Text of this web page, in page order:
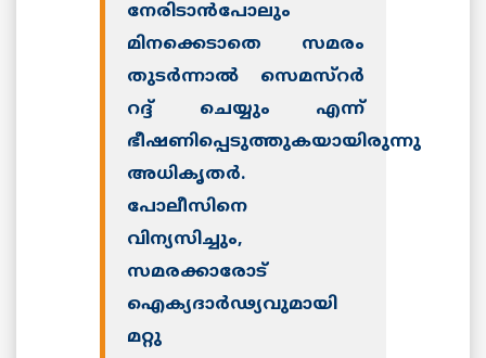
നേരിടാന്‍പോലും
മിനക്കെടാതെ സമരം
തുടര്‍ന്നാല്‍ സെമസ്റര്‍
റദ്ദ് ചെയ്യും എന്ന്
ഭീഷണിപ്പെടുത്തുകയായിരുന്നു
അധികൃതര്‍.
പോലീസിനെ
വിന്യസിച്ചും,
സമരക്കാരോട്
ഐക്യദാര്‍ഢ്യവുമായി
മറ്റു